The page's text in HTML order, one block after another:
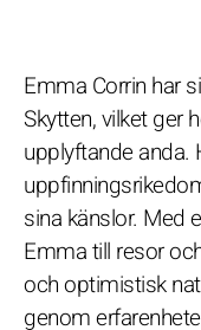
Emma Corrin har
Skytten, vilket ger
upplyftande anda.
sina känslor. Med
Emma till resor
och optimistisk
genom